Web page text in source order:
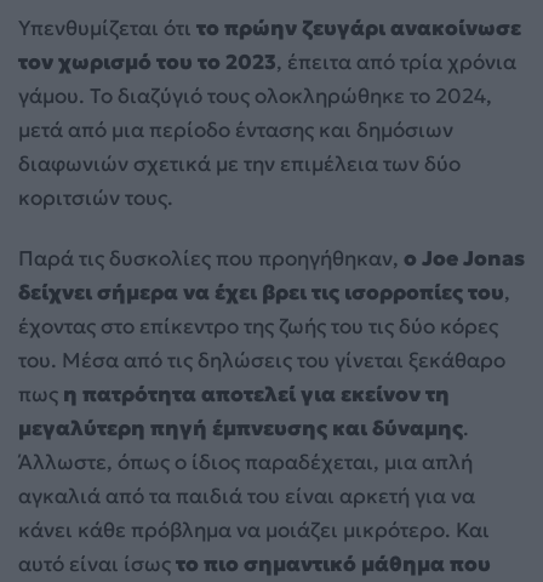
Υπενθυμίζεται ότι το πρώην ζευγάρι ανακοίνωσε
τον χωρισμό του το 2023, έπειτα από τρία χρόνια
γάμου. Το διαζύγιό τους ολοκληρώθηκε το 2024,
μετά από μια περίοδο έντασης και δημόσιων
διαφωνιών σχετικά με την επιμέλεια των δύο
κοριτσιών τους.
Παρά τις δυσκολίες που προηγήθηκαν, ο Joe Jonas
δείχνει σήμερα να έχει βρει τις ισορροπίες του,
έχοντας στο επίκεντρο της ζωής του τις δύο κόρες
του. Μέσα από τις δηλώσεις του γίνεται ξεκάθαρο
πως η πατρότητα αποτελεί για εκείνον τη
μεγαλύτερη πηγή έμπνευσης και δύναμης.
Άλλωστε, όπως ο ίδιος παραδέχεται, μια απλή
αγκαλιά από τα παιδιά του είναι αρκετή για να
κάνει κάθε πρόβλημα να μοιάζει μικρότερο. Και
αυτό είναι ίσωςτο πιο σημαντικό μάθημα που